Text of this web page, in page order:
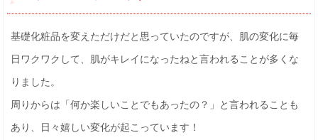
基礎化粧品を変えただけだと思っていたのですが、肌の変化に毎
日ワクワクして、肌がキレイになったねと言われることが多くな
りました。
周りからは「何か楽しいことでもあったの？」と言われることも
あり、日々嬉しい変化が起こっています！